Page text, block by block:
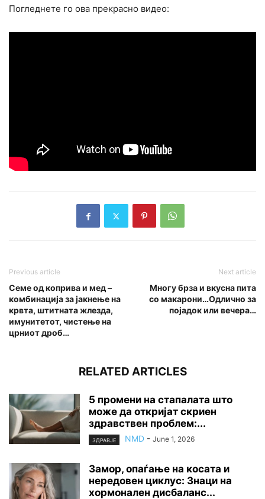
Погледнете го ова прекрасно видео:
Previous article
Семе од коприва и мед –
комбинација за јакнење на
крвта, штитната жлезда,
имунитетот, чистење на
црниот дроб…
Next article
Многу брза и вкусна пита
со макарони…Одлично за
појадок или вечера…
RELATED ARTICLES
5 промени на стапалата што
може да откријат скриен
здравствен проблем:...
ЗДРАВЈЕ NMD - June 1, 2026
Замор, опаѓање на косата и
нередовен циклус: Знаци на
хормонален дисбаланс...